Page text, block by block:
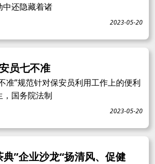
中还隐藏着诸
2023-05-20
员七不准
准”规范针对保安员利用工作上的便利
国务院法制
2023-05-20
”企业沙龙“扬清风、促健